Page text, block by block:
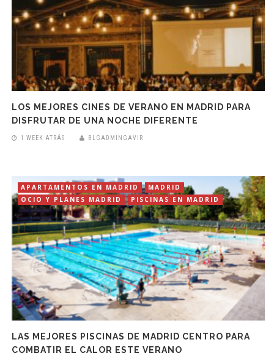
LOS MEJORES CINES DE VERANO EN MADRID PARA
DISFRUTAR DE UNA NOCHE DIFERENTE
1 WEEK ATRÁS BLGADMINGAVIR
APARTAMENTOS EN MADRID
MADRID
OCIO Y PLANES MADRID
PISCINAS EN MADRID
LAS MEJORES PISCINAS DE MADRID CENTRO PARA
COMBATIR EL CALOR ESTE VERANO